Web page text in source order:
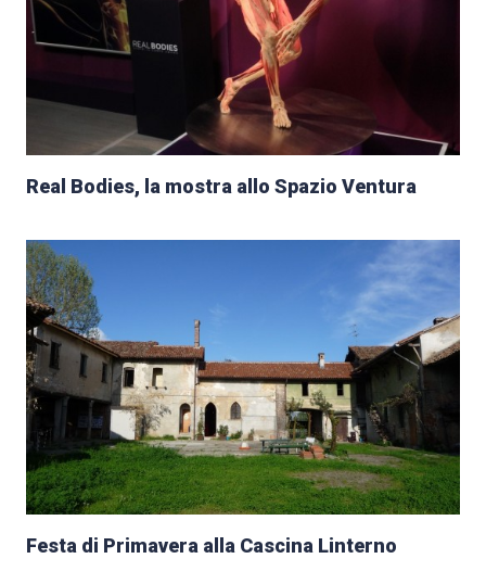
Real Bodies, la mostra allo Spazio Ventura
Festa di Primavera alla Cascina Linterno